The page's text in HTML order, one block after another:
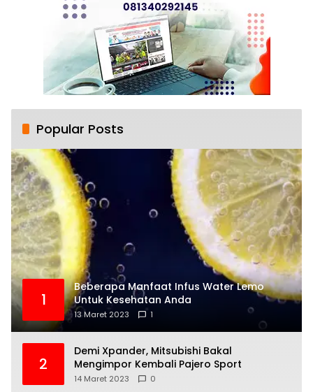
Popular Posts
1
Beberapa Manfaat Infus Water Lemo
Untuk Kesehatan Anda
13 Maret 2023 1
2
Demi Xpander, Mitsubishi Bakal
Mengimpor Kembali Pajero Sport
14 Maret 2023 0